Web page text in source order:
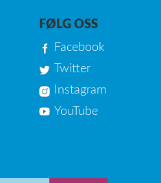
FØLG OSS
Facebook
Twitter
Instagram
YouTube